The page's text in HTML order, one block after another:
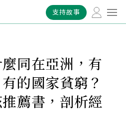
支持故事
麼同在亞洲，有
的國家貧窮？
薦書，剖析經